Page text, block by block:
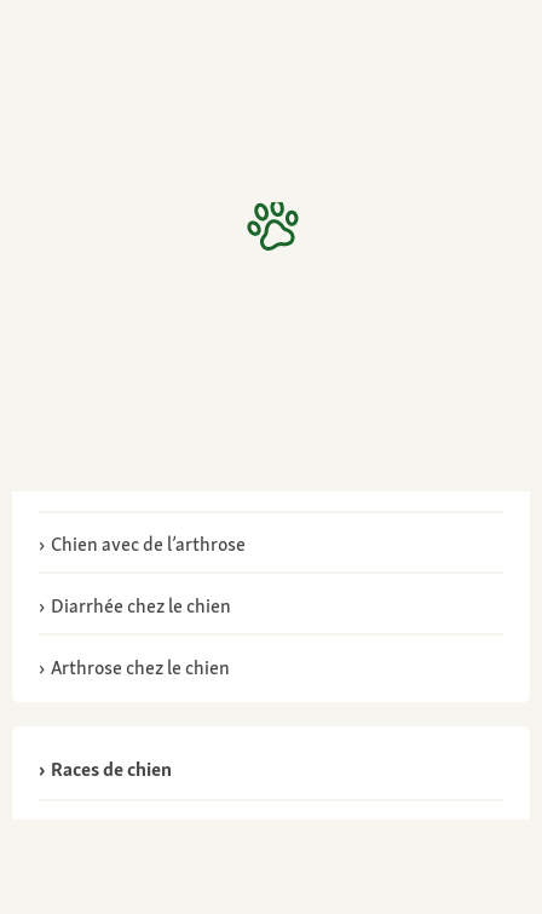
Chien avec de l’arthrose
Diarrhée chez le chien
Arthrose chez le chien
Races de chien